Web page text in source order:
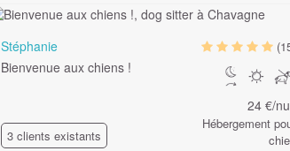
Stéphanie
Bienvenue aux chiens !
3 clients existants
24 €/
Hébergement